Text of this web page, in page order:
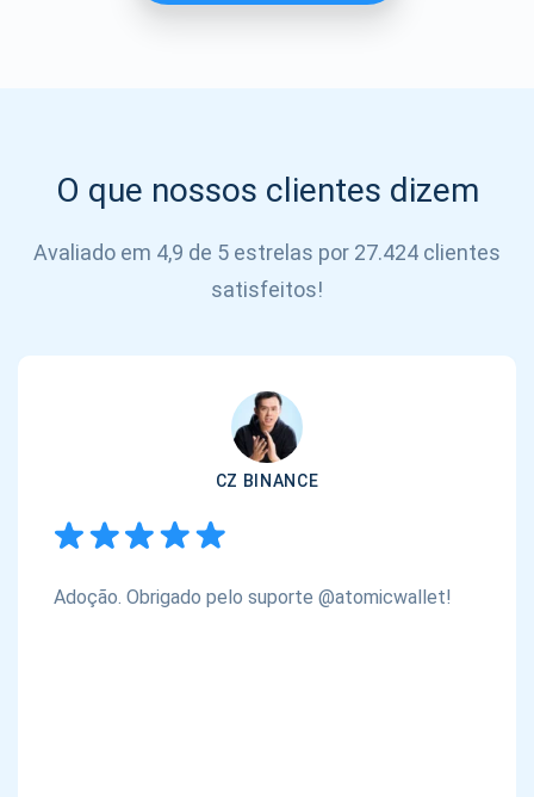
O que nossos clientes dizem
Avaliado em 4,9 de 5 estrelas por 27.424 clientes
satisfeitos!
CZ BINANCE
Adoção. Obrigado pelo suporte @atomicwallet!